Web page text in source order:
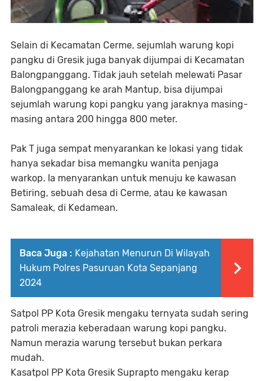
Selain di Kecamatan Cerme, sejumlah warung kopi
pangku di Gresik juga banyak dijumpai di Kecamatan
Balongpanggang. Tidak jauh setelah melewati Pasar
Balongpanggang ke arah Mantup, bisa dijumpai
sejumlah warung kopi pangku yang jaraknya masing-
masing antara 200 hingga 800 meter.
Pak T juga sempat menyarankan ke lokasi yang tidak
hanya sekadar bisa memangku wanita penjaga
warkop. Ia menyarankan untuk menuju ke kawasan
Betiring, sebuah desa di Cerme, atau ke kawasan
Samaleak, di Kedamean.
Baca Juga : Kejahatan Menurun Di Wilayah
Hukum Polres Pasuruan Kota Sepanjang
2024
Satpol PP Kota Gresik mengaku ternyata sudah sering
patroli merazia keberadaan warung kopi pangku.
Namun merazia warung tersebut bukan perkara
mudah.
Kasatpol PP Kota Gresik Suprapto mengaku kerap